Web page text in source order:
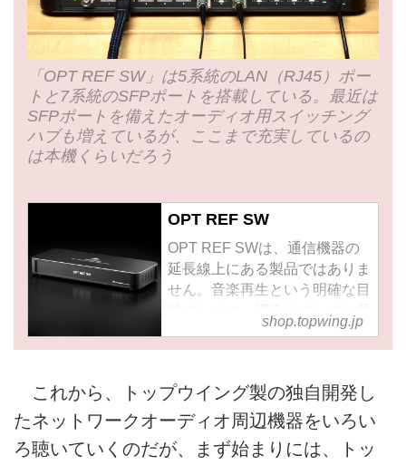
「OPT REF SW」は5系統のLAN（RJ45）ポー
トと7系統のSFPポートを搭載している。最近は
SFPポートを備えたオーディオ用スイッチング
ハブも増えているが、ここまで充実しているの
は本機くらいだろう
OPT REF SW
OPT REF SWは、通信機器の
延長線上にある製品ではありま
せん。音楽再生という明確な目
直し、時間軸、電源、ポート構
造、内部動作のすべてを再設計
OPT REF SWは、15年後も第
一線で、リファレンスとして使
われ続けることを前提に作られ
ています。
shop.topwing.jp
これから、トップウイング製の独自開発し
たネットワークオーディオ周辺機器をいろい
ろ聴いていくのだが、まず始まりには、トッ